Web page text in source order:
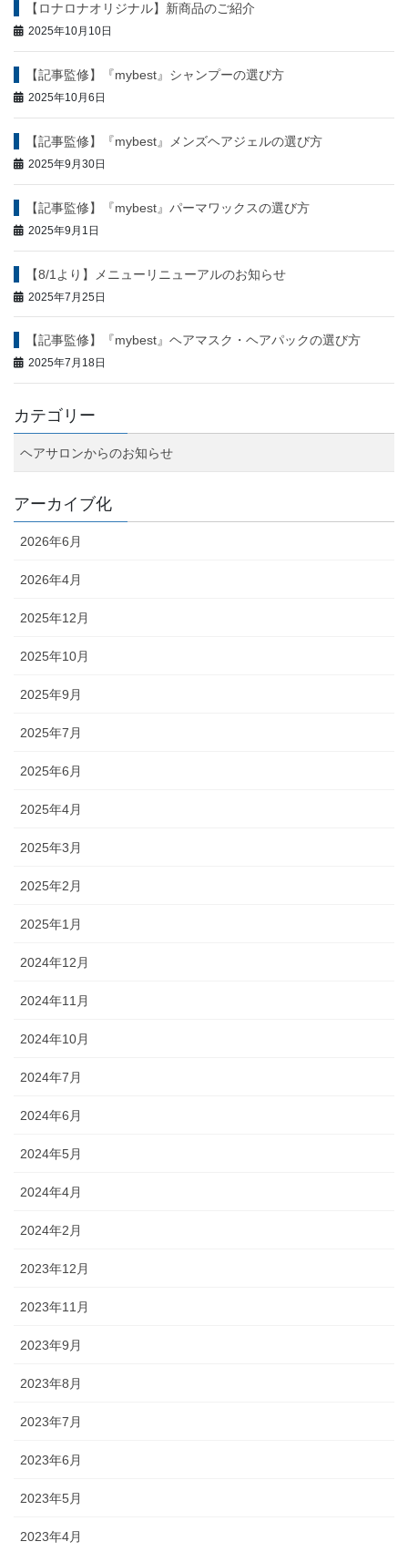
【ロナロナオリジナル】新商品のご紹介
2025年10月10日
【記事監修】『mybest』シャンプーの選び方
2025年10月6日
【記事監修】『mybest』メンズヘアジェルの選び方
2025年9月30日
【記事監修】『mybest』パーマワックスの選び方
2025年9月1日
【8/1より】メニューリニューアルのお知らせ
2025年7月25日
【記事監修】『mybest』ヘアマスク・ヘアパックの選び方
2025年7月18日
カテゴリー
ヘアサロンからのお知らせ
アーカイブ化
2026年6月
2026年4月
2025年12月
2025年10月
2025年9月
2025年7月
2025年6月
2025年4月
2025年3月
2025年2月
2025年1月
2024年12月
2024年11月
2024年10月
2024年7月
2024年6月
2024年5月
2024年4月
2024年2月
2023年12月
2023年11月
2023年9月
2023年8月
2023年7月
2023年6月
2023年5月
2023年4月